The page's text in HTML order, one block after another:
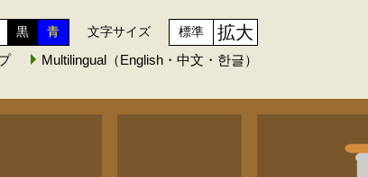
黒 青 文字サイズ 標準 拡大
Multilingual（English・中文・한글）